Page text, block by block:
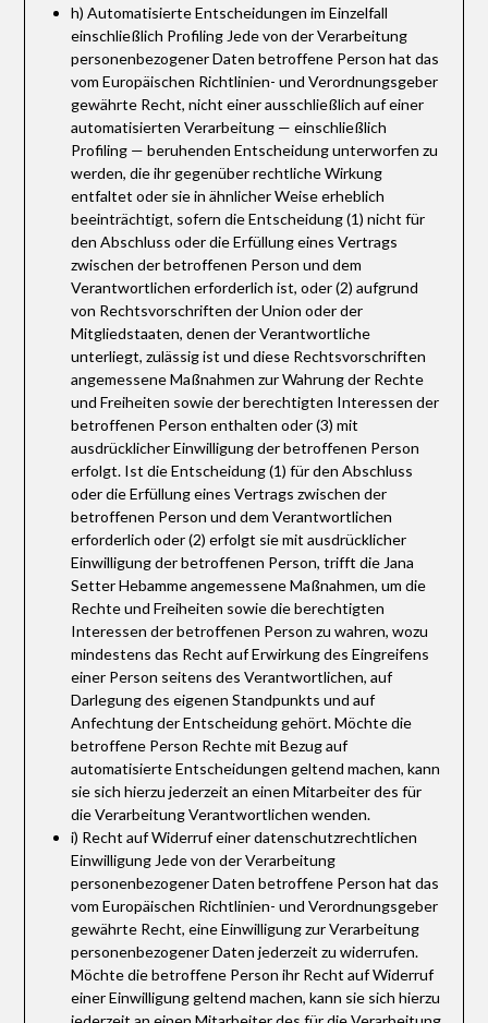
h) Automatisierte Entscheidungen im Einzelfall
einschließlich Profiling Jede von der Verarbeitung
personenbezogener Daten betroffene Person hat das
vom Europäischen Richtlinien- und Verordnungsgeber
gewährte Recht, nicht einer ausschließlich auf einer
automatisierten Verarbeitung — einschließlich
Profiling — beruhenden Entscheidung unterworfen zu
werden, die ihr gegenüber rechtliche Wirkung
entfaltet oder sie in ähnlicher Weise erheblich
beeinträchtigt, sofern die Entscheidung (1) nicht für
den Abschluss oder die Erfüllung eines Vertrags
zwischen der betroffenen Person und dem
Verantwortlichen erforderlich ist, oder (2) aufgrund
von Rechtsvorschriften der Union oder der
Mitgliedstaaten, denen der Verantwortliche
unterliegt, zulässig ist und diese Rechtsvorschriften
angemessene Maßnahmen zur Wahrung der Rechte
und Freiheiten sowie der berechtigten Interessen der
betroffenen Person enthalten oder (3) mit
ausdrücklicher Einwilligung der betroffenen Person
erfolgt. Ist die Entscheidung (1) für den Abschluss
oder die Erfüllung eines Vertrags zwischen der
betroffenen Person und dem Verantwortlichen
erforderlich oder (2) erfolgt sie mit ausdrücklicher
Einwilligung der betroffenen Person, trifft die Jana
Setter Hebamme angemessene Maßnahmen, um die
Rechte und Freiheiten sowie die berechtigten
Interessen der betroffenen Person zu wahren, wozu
mindestens das Recht auf Erwirkung des Eingreifens
einer Person seitens des Verantwortlichen, auf
Darlegung des eigenen Standpunkts und auf
Anfechtung der Entscheidung gehört. Möchte die
betroffene Person Rechte mit Bezug auf
automatisierte Entscheidungen geltend machen, kann
sie sich hierzu jederzeit an einen Mitarbeiter des für
die Verarbeitung Verantwortlichen wenden.
i) Recht auf Widerruf einer datenschutzrechtlichen
Einwilligung Jede von der Verarbeitung
personenbezogener Daten betroffene Person hat das
vom Europäischen Richtlinien- und Verordnungsgeber
gewährte Recht, eine Einwilligung zur Verarbeitung
personenbezogener Daten jederzeit zu widerrufen.
Möchte die betroffene Person ihr Recht auf Widerruf
einer Einwilligung geltend machen, kann sie sich hierzu